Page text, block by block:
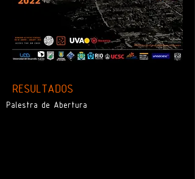
RESULTADOS
Palestra de Abertura